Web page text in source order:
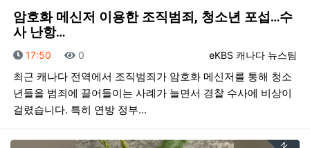
암호화 메신저 이용한 조직범죄, 청소년 포섭…수
사 난항…
등록자
eKBS 캐나다 뉴스팀
등록일
17:50 조회
0
최근 캐나다 전역에서 조직범죄가 암호화 메신저를 통해 청소
년들을 범죄에 끌어들이는 사례가 늘면서 경찰 수사에 비상이
걸렸습니다. 특히 연방 정부…